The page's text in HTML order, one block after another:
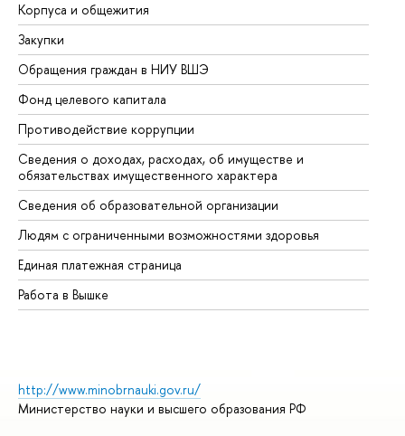
Корпуса и общежития
Закупки
Обращения граждан в НИУ ВШЭ
Фонд целевого капитала
Противодействие коррупции
Сведения о доходах, расходах, об имуществе и
обязательствах имущественного характера
Сведения об образовательной организации
Людям с ограниченными возможностями здоровья
Единая платежная страница
Работа в Вышке
http://www.minobrnauki.gov.ru/
Министерство науки и высшего образования РФ